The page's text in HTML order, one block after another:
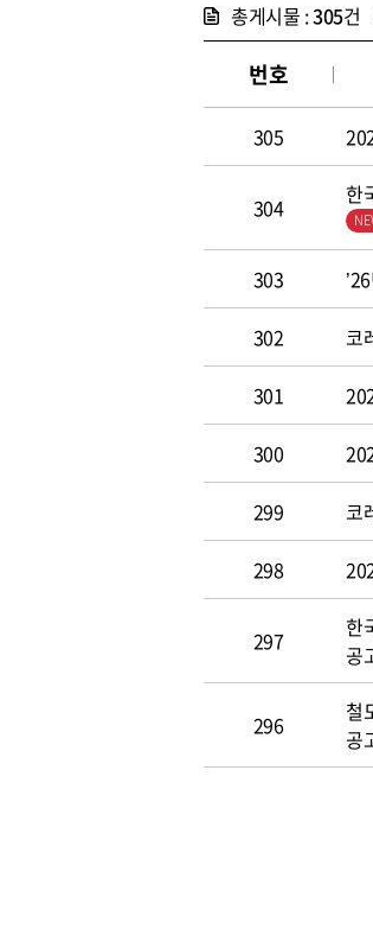
총게시물 :305건
번호
305
304 한
303
302 코
301
300
299 코
298
297
한
공
296
철
공